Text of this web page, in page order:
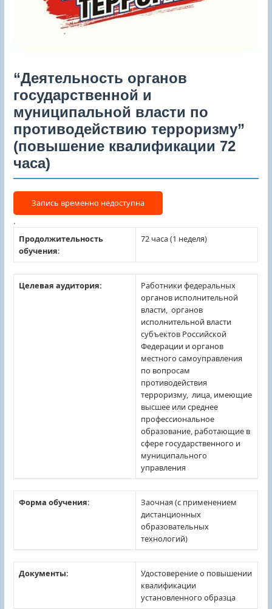
“Деятельность органов
государственной и
муниципальной власти по
противодействию терроризму”
(повышение квалификации 72
часа)
.
Продолжительность
обучения:
72 часа (1 неделя)
Целевая аудитория:
Работники федеральных
органов исполнительной
власти, органов
исполнительной власти
субъектов Российской
Федерации и органов
местного самоуправления
по вопросам
противодействия
терроризму, лица, имеющие
высшее или среднее
профессиональное
образование, работающие в
сфере государственного и
муниципального
управления
Форма обучения:
Заочная (с применением
дистанционных
образовательных
технологий)
Документы:
Удостоверение о повышении
квалификации
установленного образца